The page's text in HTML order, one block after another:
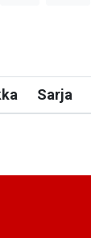
Sarja